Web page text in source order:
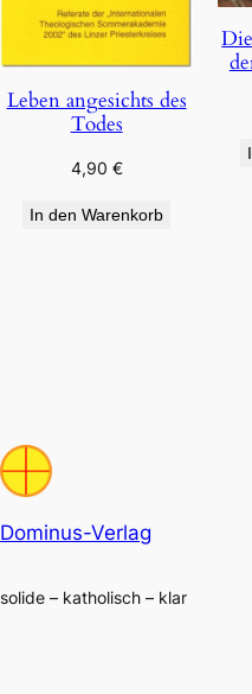
Leben angesichts des
Todes
4,90 €
In den Warenkorb
Dominus-Verlag
solide – katholisch – klar